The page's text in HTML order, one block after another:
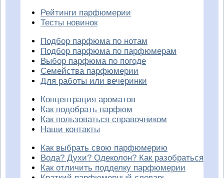
Рейтинги парфюмерии
Тесты новинок
Подбор парфюма по нотам
Подбор парфюма по парфюмерам
Выбор парфюма по погоде
Семейства парфюмерии
Для работы или вечеринки
Концентрация ароматов
Как подобрать парфюм
Как пользоваться справочником
Наши контакты
Как выбрать свою парфюмерию
Вода? Духи? Одеколон? Как разобраться
Как отличить подделку парфюмерии